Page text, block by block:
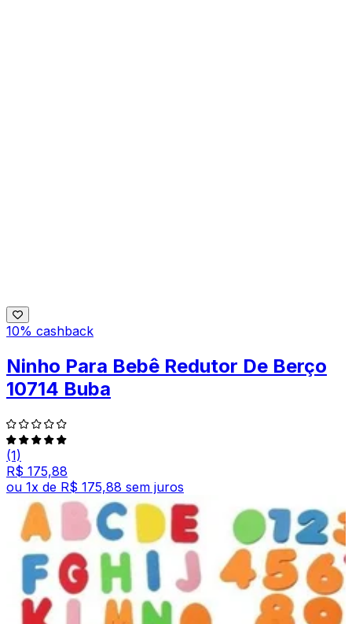
10% cashback
Ninho Para Bebê Redutor De Berço
10714 Buba
(1)
R$ 175,88
ou 1x de R$ 175,88 sem juros